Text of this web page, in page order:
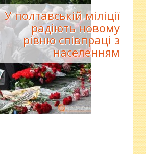
У полтавській міліції
радіють новому
рівню співпраці з
населенням